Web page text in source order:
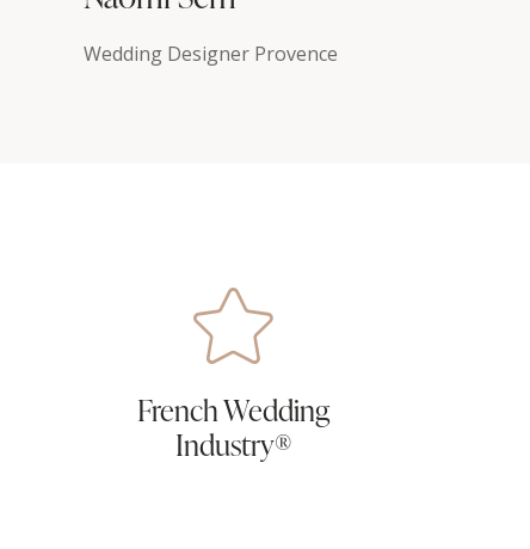
Wedding Designer Provence
French Wedding
Industry®